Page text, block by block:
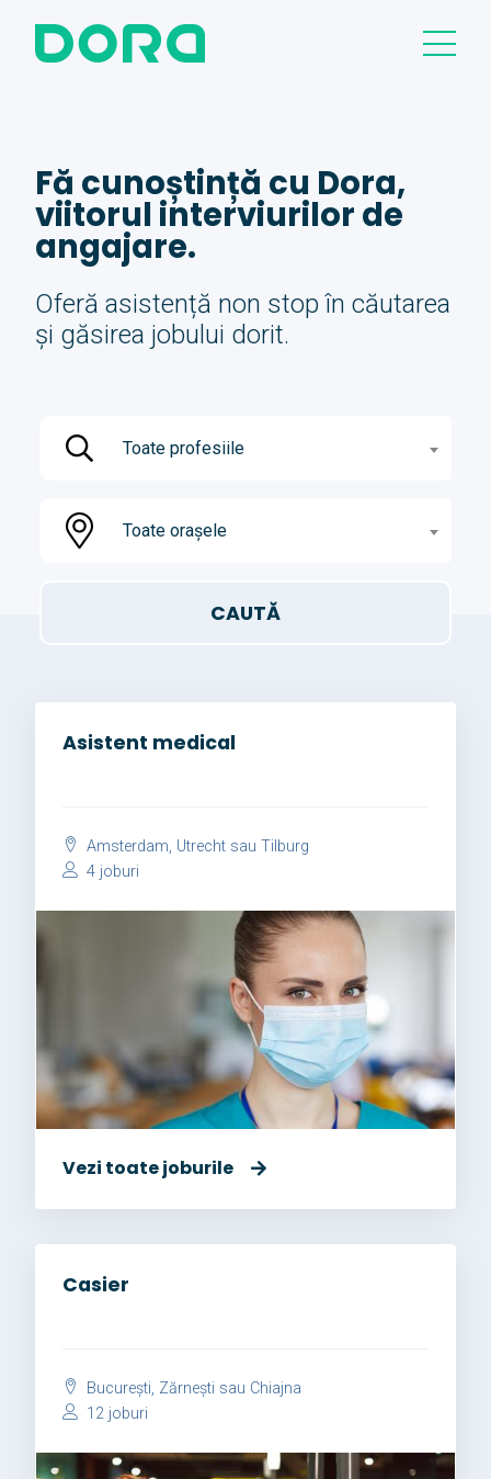
Fă cunoștință cu Dora,
viitorul interviurilor de
angajare.
Oferă asistență non stop în căutarea
și găsirea jobului dorit.
Toate profesiile
Toate orașele
Asistent medical
Amsterdam, Utrecht sau Tilburg
4 joburi
Vezi toate joburile
Casier
București, Zărnești sau Chiajna
12 joburi